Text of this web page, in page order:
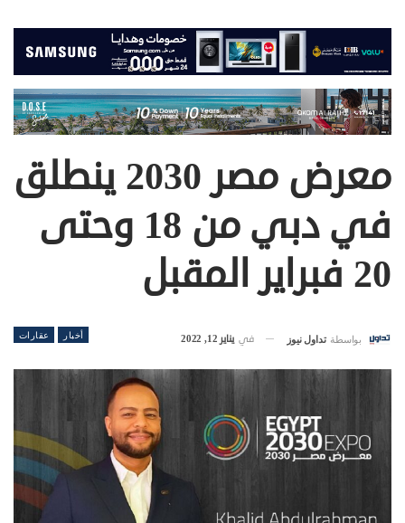
معرض مصر 2030 ينطلق
في دبي من 18 وحتى
20 فبراير المقبل
أخبار عقارات بواسطة تداول نيوز في يناير 12, 2022